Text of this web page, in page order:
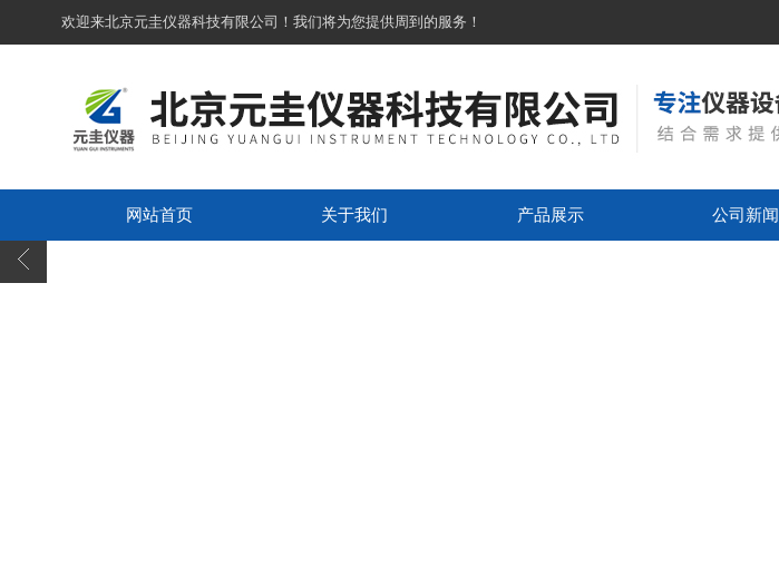
欢迎来北京元圭仪器科技有限公司！我们将为您提供周到的服务！
网站首页 关于我们 产品展示 公司新闻